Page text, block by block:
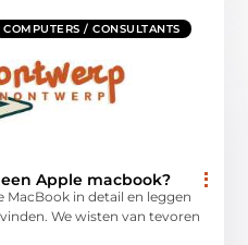
COMPUTERS / CONSULTANTS
Apple macbook?
MacBook in detail en leggen
We wisten van tevoren